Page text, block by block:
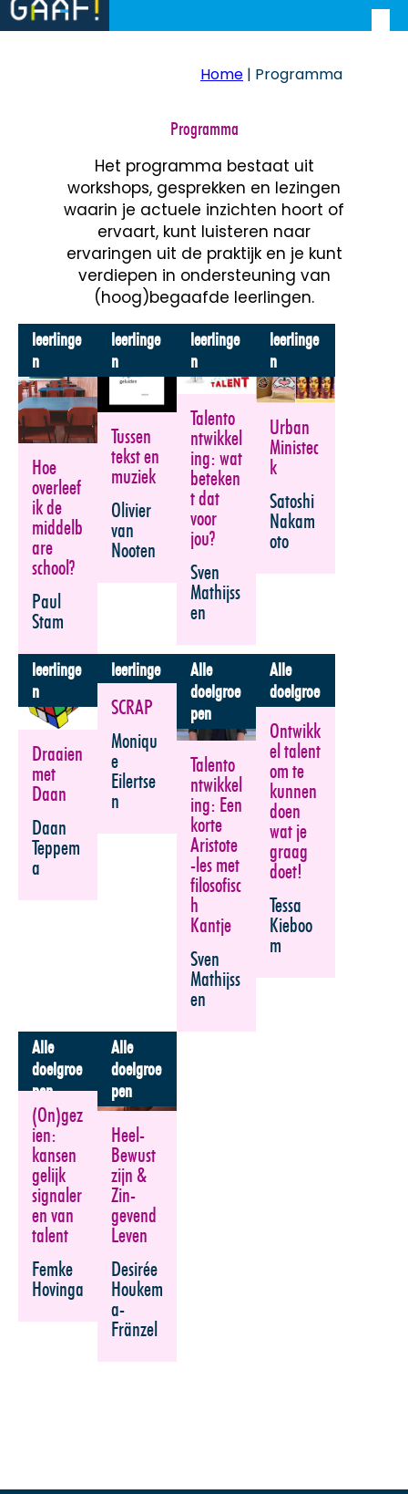
Home | Programma
Programma
Het programma bestaat uit
workshops, gesprekken en lezingen
waarin je actuele inzichten hoort of
ervaart, kunt luisteren naar
ervaringen uit de praktijk en je kunt
verdiepen in ondersteuning van
(hoog)begaafde leerlingen.
leerlinge
n
Hoe
overleef
ik de
middelb
are
school?
Paul
Stam
leerlinge
n
Tussen
tekst en
muziek
Olivier
van
Nooten
leerlinge
n
Talento
ntwikkel
ing: wat
beteken
t dat
voor
jou?
Sven
Mathijss
en
leerlinge
n
Urban
Ministec
k
Satoshi
Nakam
oto
leerlinge
n
Draaien
met
Daan
Daan
Teppem
a
leerlinge
SCRAP
Moniqu
e
Eilertse
n
Alle
doelgroe
pen
Talento
ntwikkel
ing: Een
korte
Aristote
-les met
filosofisc
h
Kantje
Sven
Mathijss
en
Alle
doelgroe
pen
Ontwikk
el talent
om te
kunnen
doen
wat je
graag
doet!
Tessa
Kieboo
m
Alle
doelgroe
pen
(On)gez
ien:
kansen
gelijk
signaler
en van
talent
Femke
Hovinga
Alle
doelgroe
pen
Heel-
Bewust
zijn &
Zin-
gevend
Leven
Desirée
Houkem
a-
Fränzel